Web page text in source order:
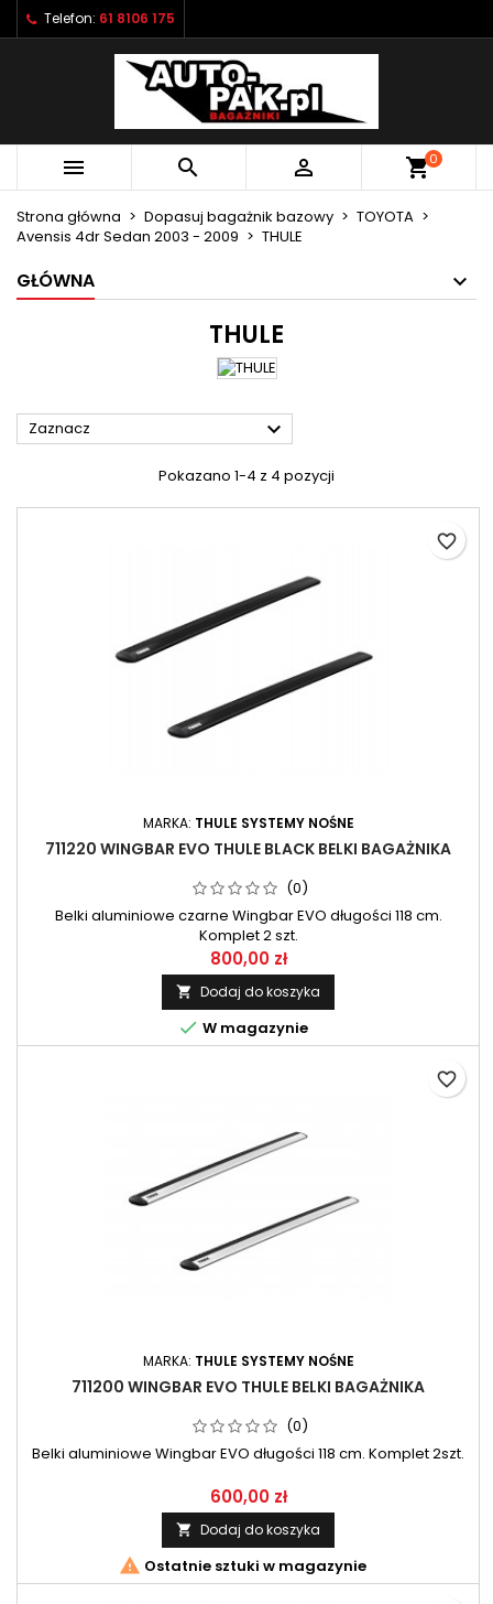
Telefon: 61 8106 175
   shopping_cart0
Strona główna Dopasuj bagażnik bazowy
TOYOTA
Avensis 4dr Sedan 2003 - 2009
THULE
GŁÓWNA
THULE
Zaznacz 
Pokazano 1-4 z 4 pozycji
MARKA: THULE SYSTEMY NOŚNE
711220 WINGBAR EVO THULE BLACK BELKI BAGAŻNIKA
(0)
Belki aluminiowe czarne Wingbar EVO długości 118 cm.
Komplet 2 szt.
800,00 zł
 Dodaj do koszyka
 W magazynie
favorite_border
MARKA: THULE SYSTEMY NOŚNE
711200 WINGBAR EVO THULE BELKI BAGAŻNIKA
(0)
Belki aluminiowe Wingbar EVO długości 118 cm. Komplet 2szt.
600,00 zł
 Dodaj do koszyka
 Ostatnie sztuki w magazynie
favorite_border
Moje listy życzeń ×
Utwórz nową listę
((modalTitle)) ×
((confirmMessage))
((cancelText)) ((modalDeleteText))
Utwórz listę życzeń ×
Nazwa listy życzeń
Anuluj Utwórz listę życzeń
Zaloguj się ×
Musisz być zalogowany by zapisać produkty na
swojej liście życzeń.
Anuluj Zaloguj się